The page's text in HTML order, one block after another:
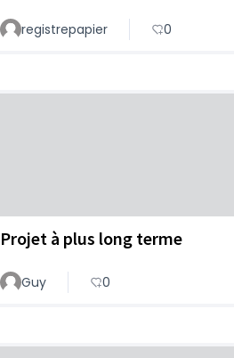
registrepapier 0
Projet à plus long terme
Guy 0